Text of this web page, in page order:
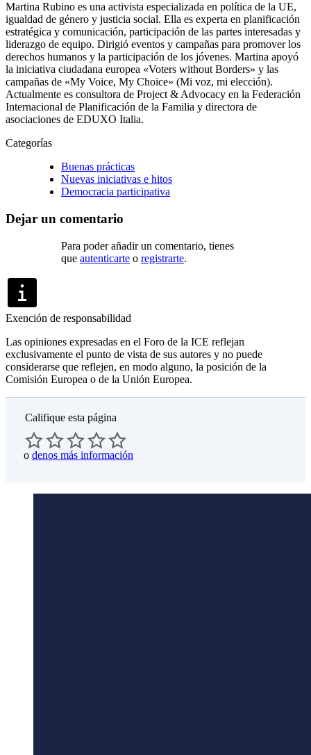
Martina Rubino es una activista especializada en política de la UE,
igualdad de género y justicia social. Ella es experta en planificación
estratégica y comunicación, participación de las partes interesadas y
liderazgo de equipo. Dirigió eventos y campañas para promover los
derechos humanos y la participación de los jóvenes. Martina apoyó
la iniciativa ciudadana europea «Voters without Borders» y las
campañas de «My Voice, My Choice» (Mi voz, mi elección).
Actualmente es consultora de Project & Advocacy en la Federación
Internacional de Planificación de la Familia y directora de
asociaciones de EDUXO Italia.
Categorías
Buenas prácticas
Nuevas iniciativas e hitos
Democracia participativa
Dejar un comentario
Para poder añadir un comentario, tienes
que autenticarte o registrarte.
Exención de responsabilidad
Las opiniones expresadas en el Foro de la ICE reflejan
exclusivamente el punto de vista de sus autores y no puede
considerarse que reflejen, en modo alguno, la posición de la
Comisión Europea o de la Unión Europea.
Califique esta página
o denos más información